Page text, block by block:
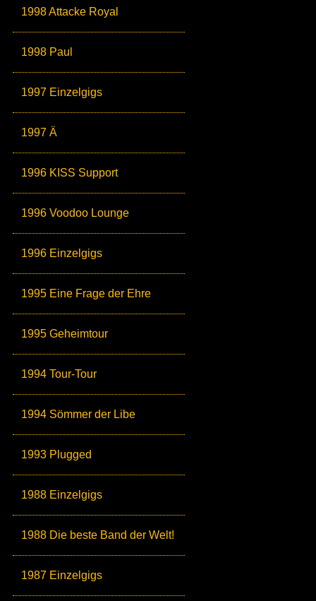
1998 Attacke Royal
1998 Paul
1997 Einzelgigs
1997 Ä
1996 KISS Support
1996 Voodoo Lounge
1996 Einzelgigs
1995 Eine Frage der Ehre
1995 Geheimtour
1994 Tour-Tour
1994 Sömmer der Libe
1993 Plugged
1988 Einzelgigs
1988 Die beste Band der Welt!
1987 Einzelgigs